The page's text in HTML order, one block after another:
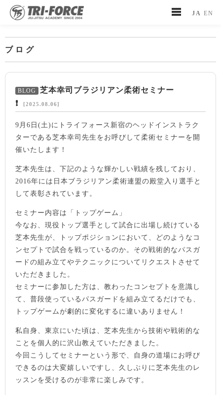
ブログ
芝本幸司ブラジリアン柔術セミナー
❗️
[2025.08.06]
9月6日(土)にトライフォース新宿のヘッドインストラク
ターである芝本幸司先生をお呼びして柔術セミナーを開
催いたします！
芝本先生は、下記のような輝かしい戦績を残しており、
2016年には日本ブラジリアン柔術連盟の殿堂入り選手と
して表彰されています。
セミナー内容は「トップゲーム」
今なお、現役トップ選手として試合に出場し続けている
芝本先生が、トップポジションにおいて、どのようなコ
ンセプトで試合を戦っているのか。その戦術的なパスガ
ードの組み立てやテクニックについてリクエストさせて
いただきました。
セミナーに参加した方は、教わったコンセプトを意識し
て、普段使っているパスガードを組み立てるだけでも、
トップゲームが劇的に変化するに違いありません！
私自身、東京にいた頃は、芝本先生から技術や戦術的な
ことを個人的に沢山教えていただきました。
今回こうしてセミナーという形で、自身の道場にお呼び
できるのは大変嬉しいですし、久しぶりに芝本先生のレ
ッスンを受けるのが非常に楽しみです。
JA EN